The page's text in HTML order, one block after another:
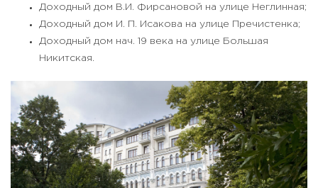
Доходный дом В.И. Фирсановой на улице Неглинная;
Доходный дом И. П. Исакова на улице Пречистенка;
Доходный дом нач. 19 века на улице Большая
Никитская.